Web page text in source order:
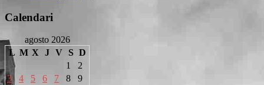
Calendari
agosto 2026
L M X J V S D
1
2
3
4 5 6 7 8
9